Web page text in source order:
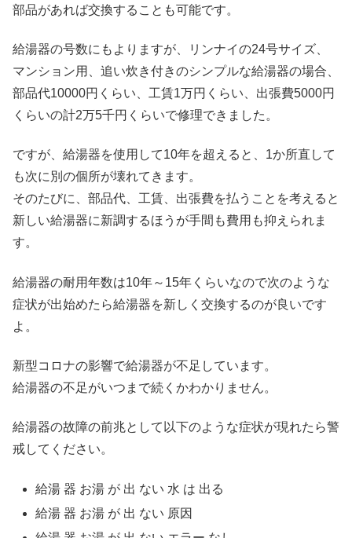
部品があれば交換することも可能です。
給湯器の号数にもよりますが、リンナイの24号サイズ、
マンション用、追い炊き付きのシンプルな給湯器の場合、
部品代10000円くらい、工賃1万円くらい、出張費5000円
くらいの計2万5千円くらいで修理できました。
ですが、給湯器を使用して10年を超えると、1か所直して
も次に別の個所が壊れてきます。
そのたびに、部品代、工賃、出張費を払うことを考えると
新しい給湯器に新調するほうが手間も費用も抑えられま
す。
給湯器の耐用年数は10年～15年くらいなので次のような
症状が出始めたら給湯器を新しく交換するのが良いです
よ。
新型コロナの影響で給湯器が不足しています。
給湯器の不足がいつまで続くかわかりません。
給湯器の故障の前兆として以下のような症状が現れたら警
戒してください。
給湯 器 お湯 が 出 ない 水 は 出る
給湯 器 お湯 が 出 ない 原因